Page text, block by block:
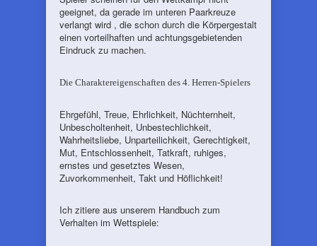
geeignet, da gerade im unteren Paarkreuze
verlangt wird , die schon durch die Körpergestalt
einen vorteilhaften und achtungsgebietenden
Eindruck zu machen.
Die Charaktereigenschaften des 4. Herren-Spielers
Ehrgefühl, Treue, Ehrlichkeit, Nüchternheit,
Unbescholtenheit, Unbestechlichkeit,
Wahrheitsliebe, Unparteilichkeit, Gerechtigkeit,
Mut, Entschlossenheit, Tatkraft, ruhiges,
ernstes und gesetztes Wesen,
Zuvorkommenheit, Takt und Höflichkeit!
Ich zitiere aus unserem Handbuch zum
Verhalten im Wettspiele: